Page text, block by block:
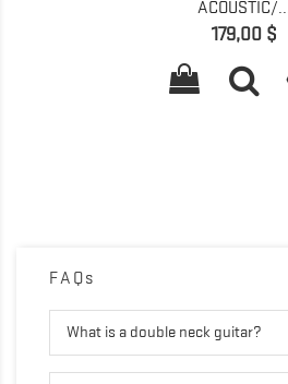
ACOUSTIC/
Giá
179,00 $
FAQs
What is a double neck guitar?